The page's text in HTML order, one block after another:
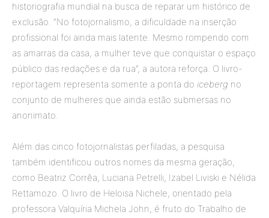
historiografia mundial na busca de reparar um histórico de
exclusão. “No fotojornalismo, a dificuldade na inserção
profissional foi ainda mais latente. Mesmo rompendo com
as amarras da casa, a mulher teve que conquistar o espaço
público das redações e da rua”, a autora reforça. O livro-
reportagem representa somente a ponta do iceberg no
conjunto de mulheres que ainda estão submersas no
anonimato.
Além das cinco fotojornalistas perfiladas, a pesquisa
também identificou outros nomes da mesma geração,
como Beatriz Corrêa, Luciana Petrelli, Izabel Liviski e Nélida
Rettamozo. O livro de Heloisa Nichele, orientado pela
professora Valquíria Michela John, é fruto do Trabalho de